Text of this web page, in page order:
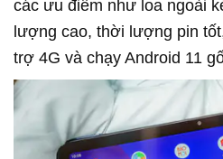
các ưu điểm như loa ngoài
lượng cao, thời lượng pin
trợ 4G và chạy Android 11